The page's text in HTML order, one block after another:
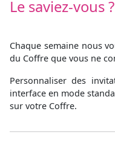
Le saviez-vous ?
Chaque semaine nous
du Coffre que vous ne
Personnaliser des
interface en mode
sur votre Coffre.